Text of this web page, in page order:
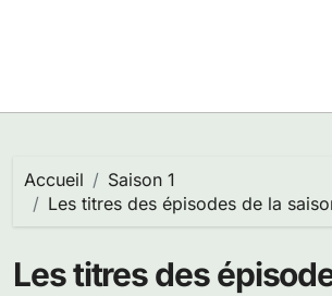
Accueil
Saison 1
Les titres des épisodes de la
Les titres des